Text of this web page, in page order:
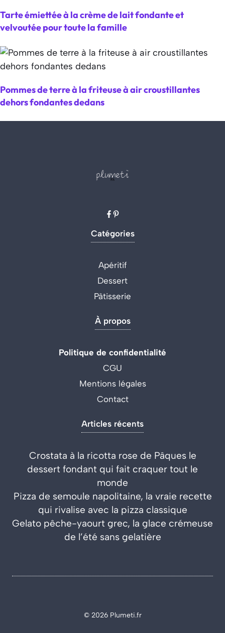
Tarte émiettée à la crème de lait fondante et
velvoutée pour toute la famille
Pommes de terre à la friteuse à air croustillantes
dehors fondantes dedans
Catégories
Apéritif
Dessert
Pâtisserie
À propos
Politique de confidentialité
CGU
Mentions légales
Contact
Articles récents
Crostata à la ricotta rose de Pâques le
dessert fondant qui fait craquer tout le
monde
Pizza de semoule napolitaine, la vraie recette
qui rivalise avec la pizza classique
Gelato pêche-yaourt grec, la glace crémeuse
de l’été sans gelatière
© 2026 Plumeti.fr